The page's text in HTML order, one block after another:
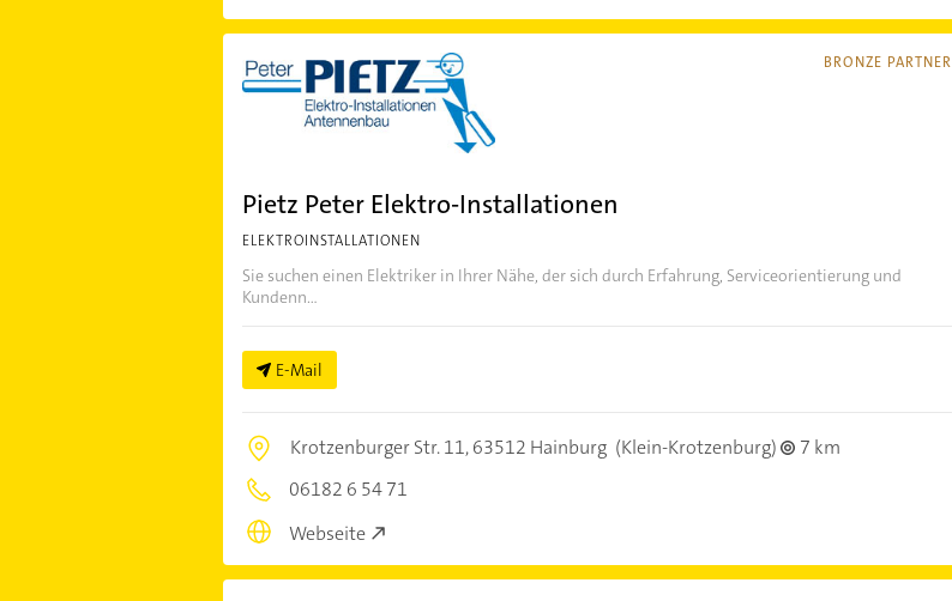
BRONZE PARTNER
Pietz Peter Elektro-Installationen
ELEKTROINSTALLATIONEN
Sie suchen einen Elektriker in Ihrer Nähe, der sich durch Erfahrung, Serviceorientierung und
Kundenn...
E-Mail
Krotzenburger Str. 11,63512 Hainburg (Klein-Krotzenburg)
7 km
06182 6 54 71
Webseite